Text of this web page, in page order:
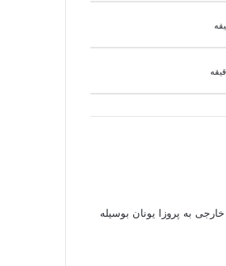
به پروزا یونان بوسیله